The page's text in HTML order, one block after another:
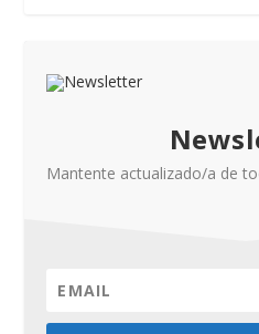
Mantente actualizado/a de